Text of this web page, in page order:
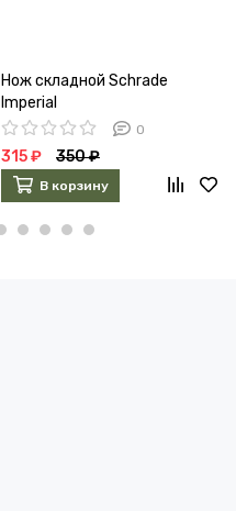
Нож складной Schrade
Imperial
0
315 ₽ 350 ₽
В корзину